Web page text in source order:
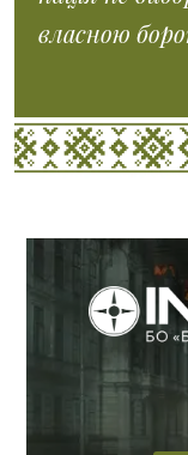
власною